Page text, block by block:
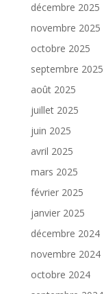
décembre 2025
novembre 2025
octobre 2025
septembre 2025
août 2025
juillet 2025
juin 2025
avril 2025
mars 2025
février 2025
janvier 2025
décembre 2024
novembre 2024
octobre 2024